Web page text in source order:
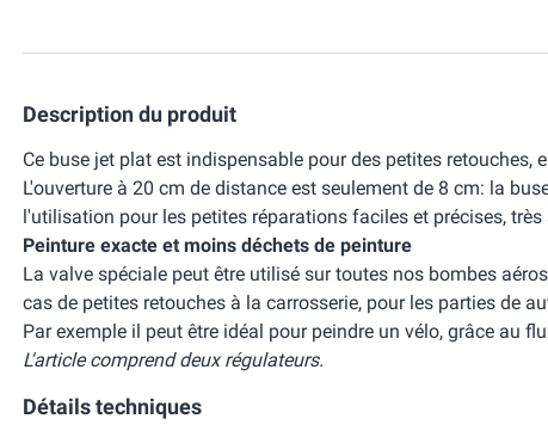
Description du produit
Ce buse jet plat est indispensable pour des petites retouches,
L'ouverture à 20 cm de distance est seulement de 8 cm: la
l'utilisation pour les petites réparations faciles et précises,
Peinture exacte et moins déchets de peinture
La valve spéciale peut être utilisé sur toutes nos bombes
cas de petites retouches à la carrosserie, pour les parties de
Par exemple il peut être idéal pour peindre un vélo, grâce au
L'article comprend deux régulateurs.
Détails techniques